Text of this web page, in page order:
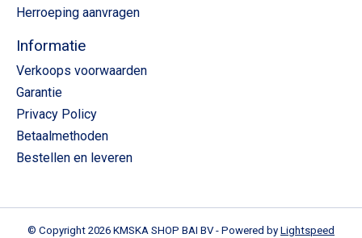
Herroeping aanvragen
Informatie
Verkoops voorwaarden
Garantie
Privacy Policy
Betaalmethoden
Bestellen en leveren
© Copyright 2026 KMSKA SHOP BAI BV - Powered by Lightspeed